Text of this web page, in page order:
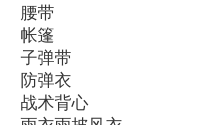
腰带
帐篷
子弹带
防弹衣
战术背心